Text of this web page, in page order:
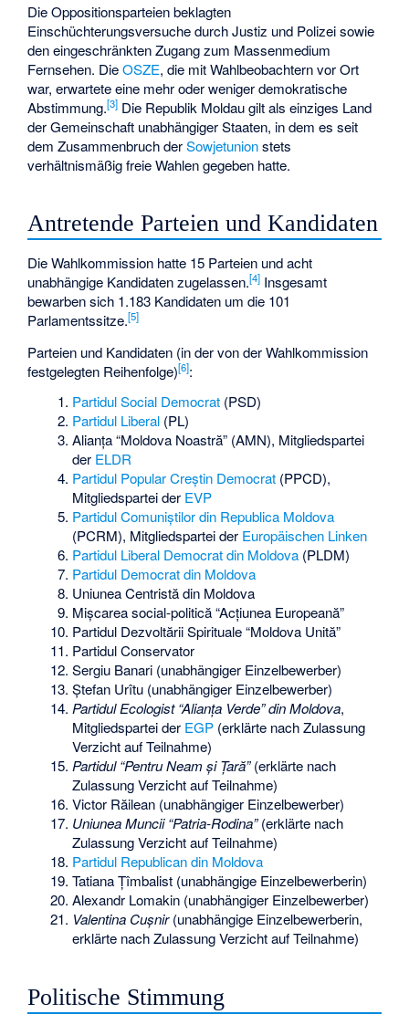
Die Oppositionsparteien beklagten
Einschüchterungsversuche durch Justiz und Polizei sowie
den eingeschränkten Zugang zum Massenmedium
Fernsehen. DieOSZE, die mit Wahlbeobachtern vor Ort
war, erwartete eine mehr oder weniger demokratische
Abstimmung.[3] Die Republik Moldau gilt als einziges Land
derGemeinschaft unabhängiger Staaten, in dem es seit
dem Zusammenbruch derSowjetunionstets
verhältnismäßig freie Wahlen gegeben hatte.
Antretende Parteien und Kandidaten
Die Wahlkommission hatte 15 Parteien und acht
unabhängige Kandidaten zugelassen.[4] Insgesamt
bewarben sich 1.183 Kandidaten um die 101
Parlamentssitze.[5]
Parteien und Kandidaten (in der von der Wahlkommission
festgelegten Reihenfolge)[6]:
Partidul Social Democrat (PSD)
Partidul Liberal (PL)
Alianța “Moldova Noastră” (AMN), Mitgliedspartei
der ELDR
Partidul Popular Creștin Democrat (PPCD),
Mitgliedspartei der EVP
Partidul Comuniștilor din Republica Moldova
(PCRM), Mitgliedspartei der Europäischen Linken
Partidul Liberal Democrat din Moldova (PLDM)
Partidul Democrat din Moldova
Uniunea Centristă din Moldova
Mișcarea social-politică “Acțiunea Europeană”
Partidul Dezvoltării Spirituale “Moldova Unită”
Partidul Conservator
Sergiu Banari (unabhängiger Einzelbewerber)
Ștefan Urîtu (unabhängiger Einzelbewerber)
Partidul Ecologist “Alianța Verde” din Moldova,
Mitgliedspartei der EGP (erklärte nach Zulassung
Verzicht auf Teilnahme)
Partidul “Pentru Neam și Țară”(erklärte nach
Zulassung Verzicht auf Teilnahme)
Victor Răilean (unabhängiger Einzelbewerber)
Uniunea Muncii “Patria-Rodina”(erklärte nach
Zulassung Verzicht auf Teilnahme)
Partidul Republican din Moldova
Tatiana Țîmbalist (unabhängige Einzelbewerberin)
Alexandr Lomakin (unabhängiger Einzelbewerber)
Valentina Cușnir(unabhängige Einzelbewerberin,
erklärte nach Zulassung Verzicht auf Teilnahme)
Politische Stimmung